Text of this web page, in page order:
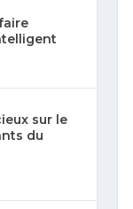
sur le
du